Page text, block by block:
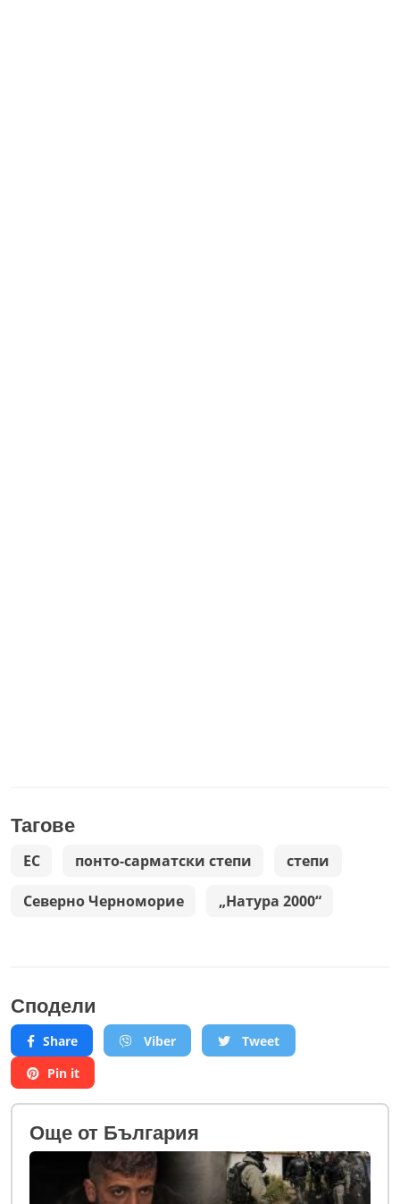
Тагове
ЕС понто-сарматски степи степи
Северно Черноморие „Натура 2000“
Сподели
Share Viber
Tweet
Pin it
Oще от България